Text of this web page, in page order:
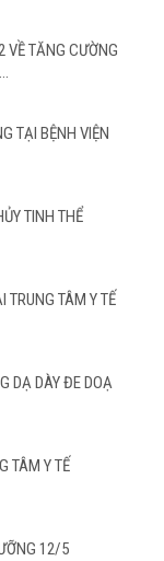
TĂNG CƯỜNG
TẠI BỆNH VIỆN
TINH THỂ
TRUNG TÂM Y TẾ
DẠ DÀY ĐE DOẠ
TÂM Y TẾ
12/5